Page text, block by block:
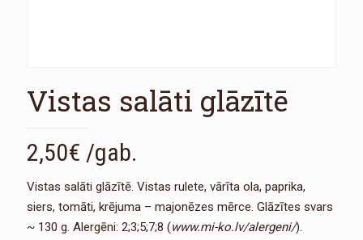
Vistas salāti glāzītē
2,50€ /gab.
Vistas salāti glāzītē. Vistas rulete, vārīta ola, paprika,
siers, tomāti, krējuma – majonēzes mērce. Glāzītes svars
~ 130 g. Alergēni: 2;3;5;7;8 (www.mi-ko.lv/alergeni/).